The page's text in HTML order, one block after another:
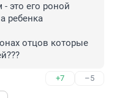
это его роной
ребенка
отцов которые
+7 –5